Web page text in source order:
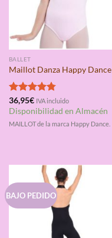
BALLET
Maillot Danza Happy Dance
Valorado
con4.75
36,95€ IVA incluido
Disponibilidad en Almacén
MAILLOT de la marca Happy Dance.
BAJO PEDIDO